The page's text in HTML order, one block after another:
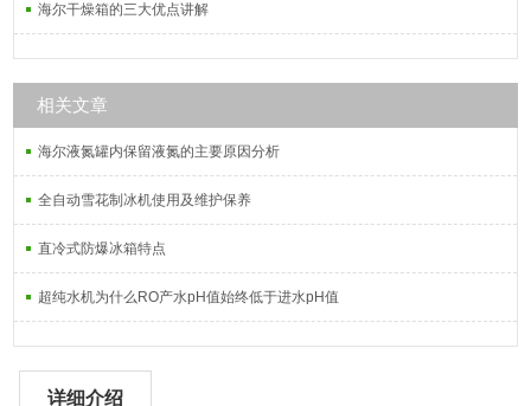
海尔干燥箱的三大优点讲解
相关文章
海尔液氮罐内保留液氮的主要原因分析
全自动雪花制冰机使用及维护保养
直冷式防爆冰箱特点
超纯水机为什么RO产水pH值始终低于进水pH值
详细介绍